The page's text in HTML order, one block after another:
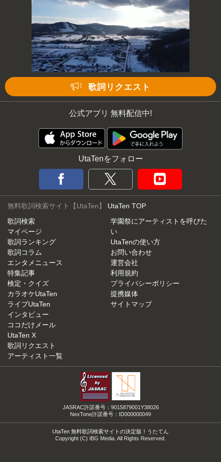
歌詞リクエスト
公式アプリ 無料配信中!
UtaTenをフォロー
無料歌詞検索サイト【UtaTen】 UtaTen TOP
歌詞検索
マイページ
歌詞ランキング
歌詞コラム
エンタメニュース
特集記事
検定・クイズ
カラオケUtaTen
ライブUtaTen
インタビュー
ココだけメール
UtaTen X
歌詞リクエスト
アーティスト一覧
学園祭にアーティストを呼びた
い
UtaTenの使い方
お問い合わせ
運営会社
利用規約
プライバシーポリシー
提携媒体
サイトマップ
JASRAC許諾番号：9015879001Y38026
NexTone許諾番号：ID000000049
UtaTen 無料歌詞検索サイトの決定版！うたてん
Copyright (C) IBG Media. All Rights Reserved.